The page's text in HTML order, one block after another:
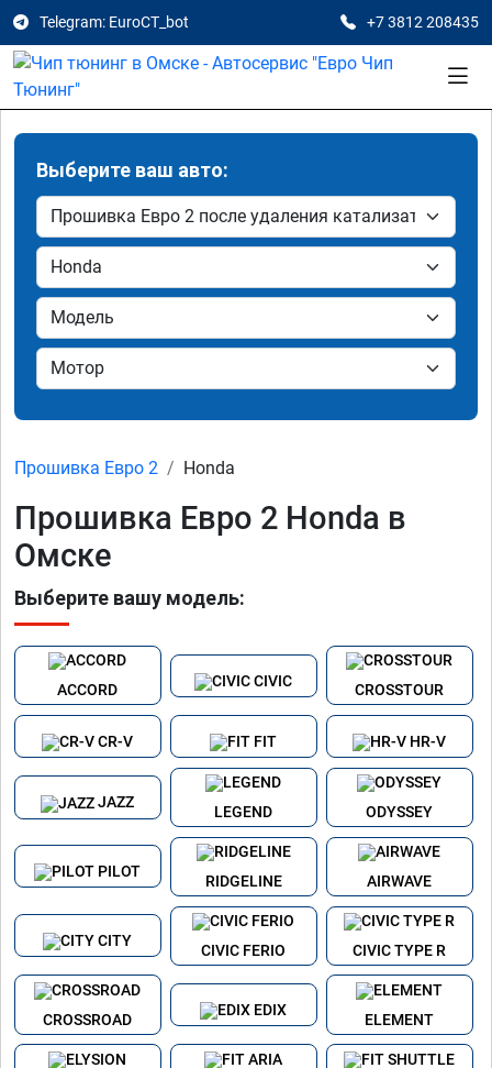
Telegram: EuroCT_bot +7 3812 208435
Выберите ваш авто:
Прошивка Евро 2 Honda
Прошивка Евро 2 Honda в
Омске
Выберите вашу модель:
ACCORD
CIVIC
CROSSTOUR
CR-V FIT HR-V
JAZZ
LEGEND ODYSSEY
PILOT
RIDGELINE AIRWAVE
CITY
CIVIC FERIO CIVIC TYPE R
CROSSROAD
EDIX
ELEMENT